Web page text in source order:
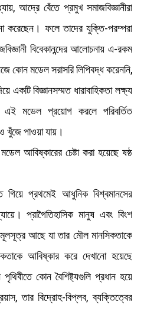
আদ্রে বেঁতে প্রমুখ সমাজবিজ্ঞানীরা
করেছেন। ফলে তাদের যুক্তি-পরম্পরা
বিবেকানন্দের আলোচনায় এ-রকম
কোন মডেল সরাসরি লিপিবদ্ধ করেননি,
একটি বিজ্ঞানসম্মত ধারাবাহিকতা লক্ষ্য
এই মডেল প্রয়োগ করলে পরিবর্তিত
খুঁজে পাওয়া যায়।
আবিষ্কারের চেষ্টা করা হয়েছে ষষ্ঠ
গিয়ে প্রথমেই আধুনিক বিশ্বমানসের
প্রাগৈতিহাসিক মানুষ এবং বিংশ
মূলসূত্র আছে যা তার মৌল মানসিকতাকে
আবিষ্কার করে দেখানাে হয়েছে
কোন বৈশিষ্ট্যগুলি প্রধান হয়ে
তার বিদ্রোহ-বিপ্লব, ব্যক্তিত্বের